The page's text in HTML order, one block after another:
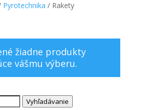
Pyrotechnika / Rakety
žiadne produkty
vášmu výberu.
Vyhľadávanie